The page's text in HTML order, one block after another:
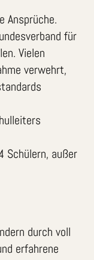
Ansprüche.
für
Vielen
verwehrt,
Schülern, außer
durch voll
erfahrene